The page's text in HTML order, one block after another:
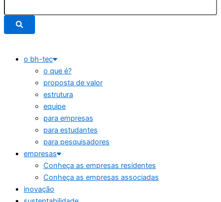
o bh-tec
o que é?
proposta de valor
estrutura
equipe
para empresas
para estudantes
para pesquisadores
empresas
Conheça as empresas residentes
Conheça as empresas associadas
inovação